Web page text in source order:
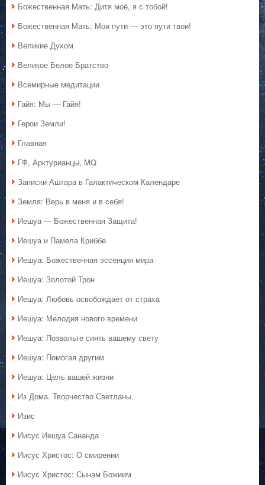
Божественная Мать: Дитя моё, я с тобой!
Божественная Мать: Мои пути — это пути твои!
Великие Духом
Великое Белое Братство
Всемирные медитации
Гайя: Мы — Гайя!
Герои Земли!
Главная
ГФ, Арктурианцы, MQ
Записки Аштара в Галактическом Календаре
Земля: Верь в меня и в себя!
Иешуа — Божественная Защита!
Иешуа и Памела Криббе
Иешуа: Божественная эссенция мира
Иешуа: Золотой Трон
Иешуа: Любовь освобождает от страха
Иешуа: Мелодия нового времени
Иешуа: Позвольте сиять вашему свету
Иешуа: Помогая другим
Иешуа: Цель вашей жизни
Из Дома. Творчество Светланы.
Изис
Иисус Иешуа Сананда
Иисус Христос: О смирении
Иисус Христос: Сынам Божиим